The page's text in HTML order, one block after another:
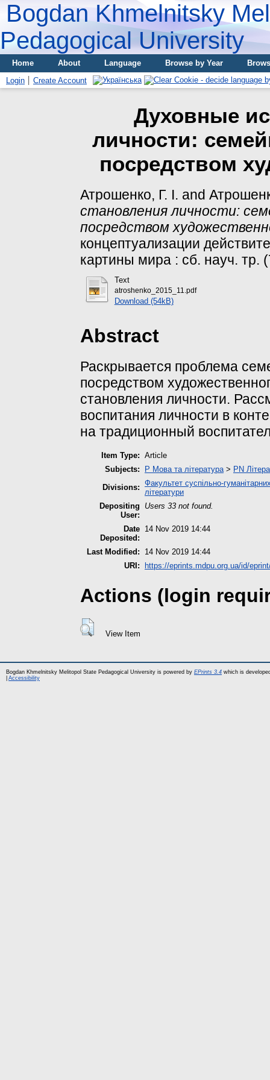
Bogdan Khmelnitsky
Pedagogical University
Home About Language Browse by Year
Login
Create Account
Духовные
личности:
посредством
Атрошенко, Г. І. and
становления личности:
посредством
концептуализации
картины мира : сб. науч. тр.
Text
atroshenko_2015_11.pdf
Download (54kB)
Abstract
Раскрывается проблема
посредством
становления личности.
воспитания личности в
на традиционный
Item Type: Article
Subjects:
P Мова та література> PN
Divisions: Факультет суспільно-
літератури
Depositing
User:
Users 33 not found.
Date
Deposited:
14 Nov 2019 14:44
Last Modified:
14 Nov 2019 14:44
URI:
https://eprints.mdpu.org.ua/id/
Actions (login
View Item
Bogdan Khmelnitsky Melitopol State Pedagogical University is powered by EPrints 3.4 which is
Accessibility